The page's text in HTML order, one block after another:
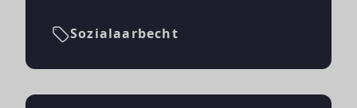
Sozialaarbecht